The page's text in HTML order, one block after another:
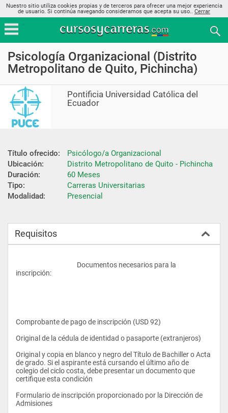
Nuestro sitio utiliza cookies propias y de terceros para ofrecer una mejor experiencia
de usuario. Si continúa navegando consideramos que acepta su uso.. Cerrar
Psicología Organizacional (Distrito
Metropolitano de Quito, Pichincha)
Pontificia Universidad Católica del
Ecuador
Título ofrecido:
Psicólogo/a Organizacional
Ubicación:
Distrito Metropolitano de Quito - Pichincha
Duración:
60 Meses
Tipo:
Carreras Universitarias
Modalidad:
Presencial
Requisitos
inscripción:
Comprobante de pago de inscripción (USD 92)
Original de la cédula de identidad o pasaporte (extranjeros)
Original y copia en blanco y negro del Título de Bachiller o Acta
de grado. Si el aspirante está cursando el último año de
colegio del ciclo costa, debe presentar un documento que
certifique esta condición
Formulario de inscripción proporcionado por la Dirección de
Admisiones